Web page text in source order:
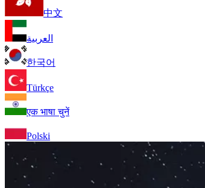
中文
العربية
한국어
Türkçe
एक भाषा चुनें
Polski